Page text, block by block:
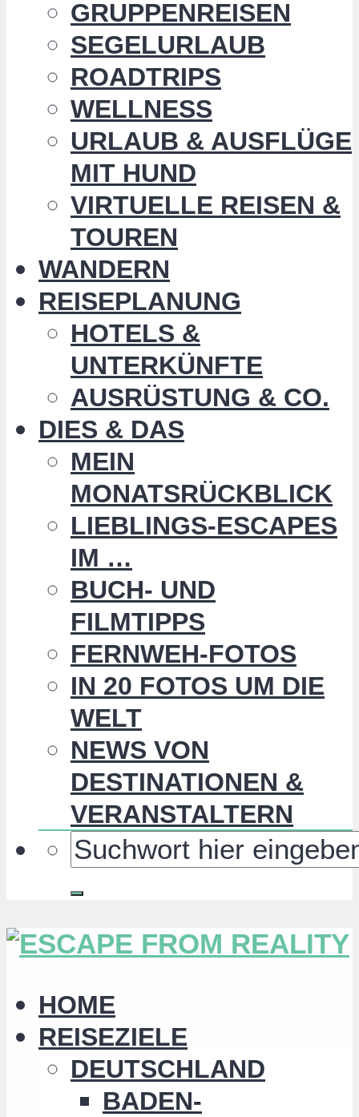
GRUPPENREISEN
SEGELURLAUB
ROADTRIPS
WELLNESS
URLAUB & AUSFLÜGE
MIT HUND
VIRTUELLE REISEN &
TOUREN
WANDERN
REISEPLANUNG
HOTELS &
UNTERKÜNFTE
AUSRÜSTUNG & CO.
DIES & DAS
MEIN
MONATSRÜCKBLICK
LIEBLINGS-ESCAPES
IM …
BUCH- UND
FILMTIPPS
FERNWEH-FOTOS
IN 20 FOTOS UM DIE
WELT
NEWS VON
DESTINATIONEN &
VERANSTALTERN
HOME
REISEZIELE
DEUTSCHLAND
BADEN-